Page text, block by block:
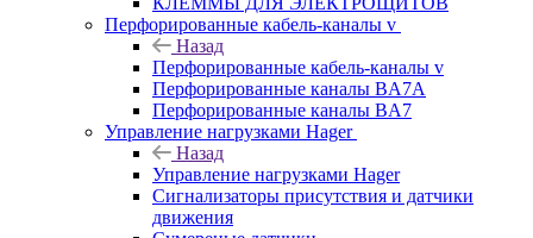
Перфорированные кабель-каналы v
Назад
Перфорированные кабель-каналы v
Перфорированные каналы BA7A
Перфорированные каналы BA7
Управление нагрузками Hager
Назад
Управление нагрузками Hager
Сигнализаторы присутствия и датчики
движения